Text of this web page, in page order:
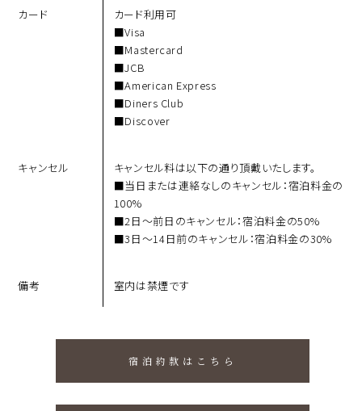
カード
カード利⽤可
Visa
Mastercard
JCB
American Express
Diners Club
Discover
キャンセル
キャンセル料は以下の通り頂戴いたします。
当⽇または連絡なしのキャンセル：宿泊料⾦の
100%
2⽇～前⽇のキャンセル：宿泊料⾦の50%
3⽇～14⽇前のキャンセル：宿泊料⾦の30%
備考 室内は禁煙です
宿泊約款はこちら